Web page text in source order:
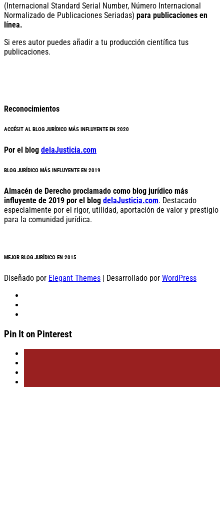
(Internacional Standard Serial Number, Número Internacional
Normalizado de Publicaciones Seriadas) para publicaciones en
línea.
Si eres autor puedes añadir a tu producción científica tus
publicaciones.
Reconocimientos
ACCÉSIT AL BLOG JURÍDICO MÁS INFLUYENTE EN 2020
Por el blog delaJusticia.com
BLOG JURÍDICO MÁS INFLUYENTE EN 2019
Almacén de Derecho proclamado como blog jurídico más
influyente de 2019 por el blog delaJusticia.com. Destacado
especialmente por el rigor, utilidad, aportación de valor y prestigio
para la comunidad jurídica.
MEJOR BLOG JURÍDICO EN 2015
Diseñado por Elegant Themes | Desarrollado por WordPress
Pin It on Pinterest